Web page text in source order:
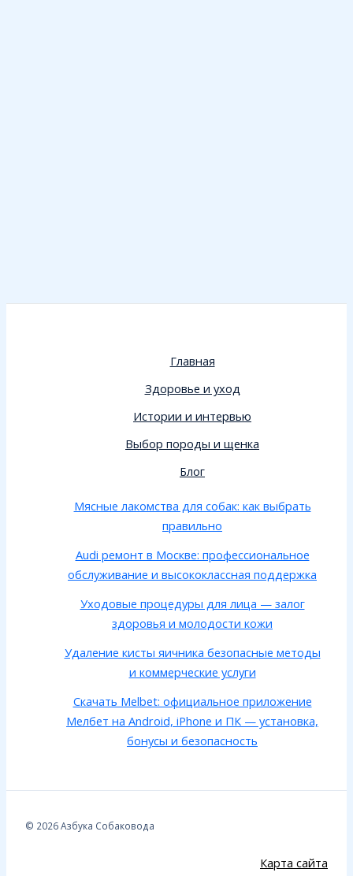
Главная
Здоровье и уход
Истории и интервью
Выбор породы и щенка
Блог
Мясные лакомства для собак: как выбрать
правильно
Audi ремонт в Москве: профессиональное
обслуживание и высококлассная поддержка
Уходовые процедуры для лица — залог
здоровья и молодости кожи
Удаление кисты яичника безопасные методы
и коммерческие услуги
Скачать Melbet: официальное приложение
Мелбет на Android, iPhone и ПК — установка,
бонусы и безопасность
© 2026 Азбука Собаковода
Карта сайта